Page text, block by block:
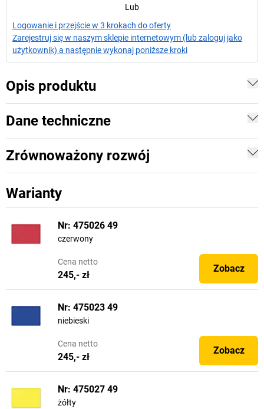
Lub
Logowanie i przejście w 3 krokach do oferty
Zarejestruj się w naszym sklepie internetowym (lub zaloguj jako
użytkownik) a następnie wykonaj poniższe kroki
Opis produktu
Dane techniczne
Zrównoważony rozwój
Warianty
Nr: 475026 49
czerwony
Cena netto
245,- zł
Zobacz
Nr: 475023 49
niebieski
Cena netto
245,- zł
Zobacz
Nr: 475027 49
żółty